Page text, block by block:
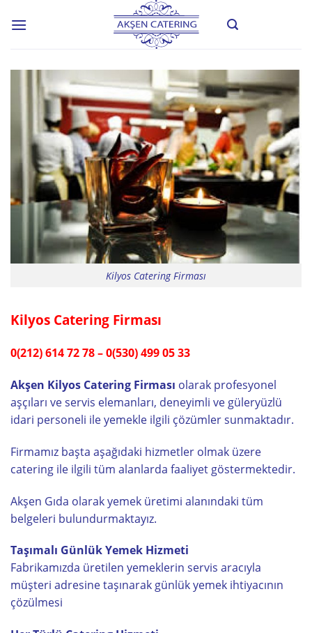
Kilyos Catering Firması
Kilyos Catering Firması
0(212) 614 72 78 – 0(530) 499 05 33
Akşen Kilyos Catering Firması olarak profesyonel
aşçıları ve servis elemanları, deneyimli ve güleryüzlü
idari personeli ile yemekle ilgili çözümler sunmaktadır.
Firmamız başta aşağıdaki hizmetler olmak üzere
catering ile ilgili tüm alanlarda faaliyet göstermektedir.
Akşen Gıda olarak yemek üretimi alanındaki tüm
belgeleri bulundurmaktayız.
Taşımalı Günlük Yemek Hizmeti
Fabrikamızda üretilen yemeklerin servis aracıyla
müşteri adresine taşınarak günlük yemek ihtiyacının
çözülmesi